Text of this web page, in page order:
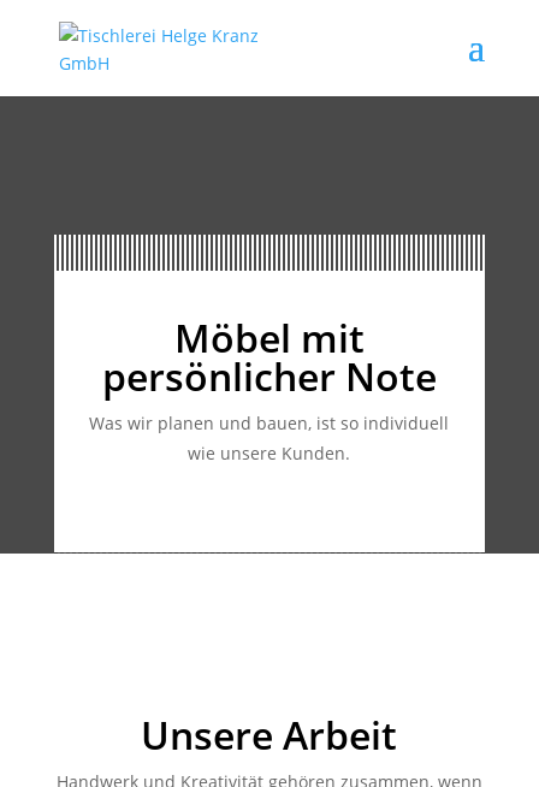
Möbel mit
persönlicher Note
Was wir planen und bauen, ist so individuell
wie unsere Kunden.
Unsere Arbeit
Handwerk und Kreativität gehören zusammen, wenn